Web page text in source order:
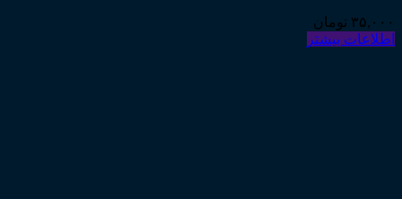
۳۵,۰۰۰ تومان
اطلاعات بیشتر